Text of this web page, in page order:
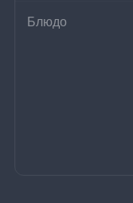
Блюдо